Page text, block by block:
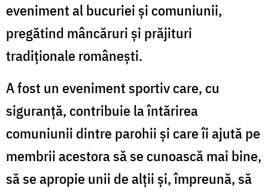
eveniment al bucuriei și comuniunii,
pregătind mâncăruri și prăjituri
tradiționale românești.
A fost un eveniment sportiv care, cu
siguranță, contribuie la întărirea
comuniunii dintre parohii și care îi ajută pe
membrii acestora să se cunoască mai bine,
să se apropie unii de alții și, împreună, să